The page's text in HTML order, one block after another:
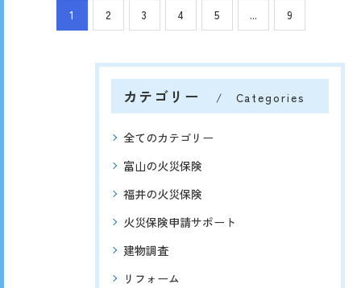
1 2 3 4 5 ... 9
カテゴリー Categories
全てのカテゴリー
富山の火災保険
福井の火災保険
火災保険申請サポート
建物調査
リフォーム